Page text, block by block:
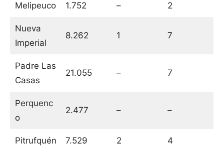
Melipeuco 1.752 – 2
Nueva
Imperial
8.262 1 7
Padre Las
Casas
21.055 – 7
Perquenc
o
2.477 – –
Pitrufquén 7.529 2 4